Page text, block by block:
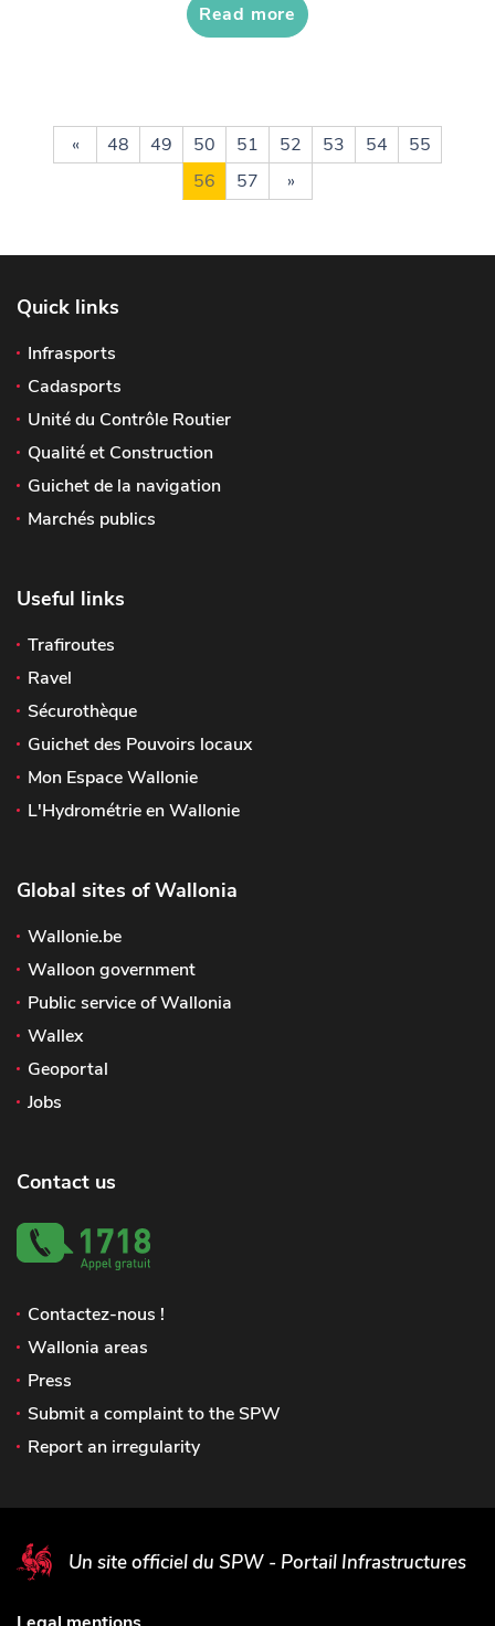
Read more
« 48 49 50 51 52 53 54
55
56
57 »
Quick links
Infrasports
Cadasports
Unité du Contrôle Routier
Qualité et Construction
Guichet de la navigation
Marchés publics
Useful links
Trafiroutes
Ravel
Sécurothèque
Guichet des Pouvoirs locaux
Mon Espace Wallonie
L'Hydrométrie en Wallonie
Global sites of Wallonia
Wallonie.be
Walloon government
Public service of Wallonia
Wallex
Geoportal
Jobs
Contact us
Contactez-nous !
Wallonia areas
Press
Submit a complaint to the SPW
Report an irregularity
Un site officiel du SPW - Portail Infrastructures